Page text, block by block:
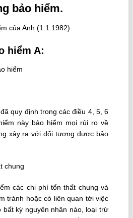
bảo hiểm.
của Anh (1.1.1982)
hiểm A:
hiểm
quy định trong các điều 4, 5, 6
này bảo hiểm mọi rủi ro về
xảy ra với đối tượng được bảo
chung
các chi phí tổn thất chung và
tránh hoặc có liên quan tới việc
bất kỳ nguyên nhân nào, loại trừ